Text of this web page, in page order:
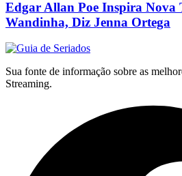
Edgar Allan Poe Inspira Nova
Wandinha, Diz Jenna Ortega
Sua fonte de informação sobre as
Streaming.